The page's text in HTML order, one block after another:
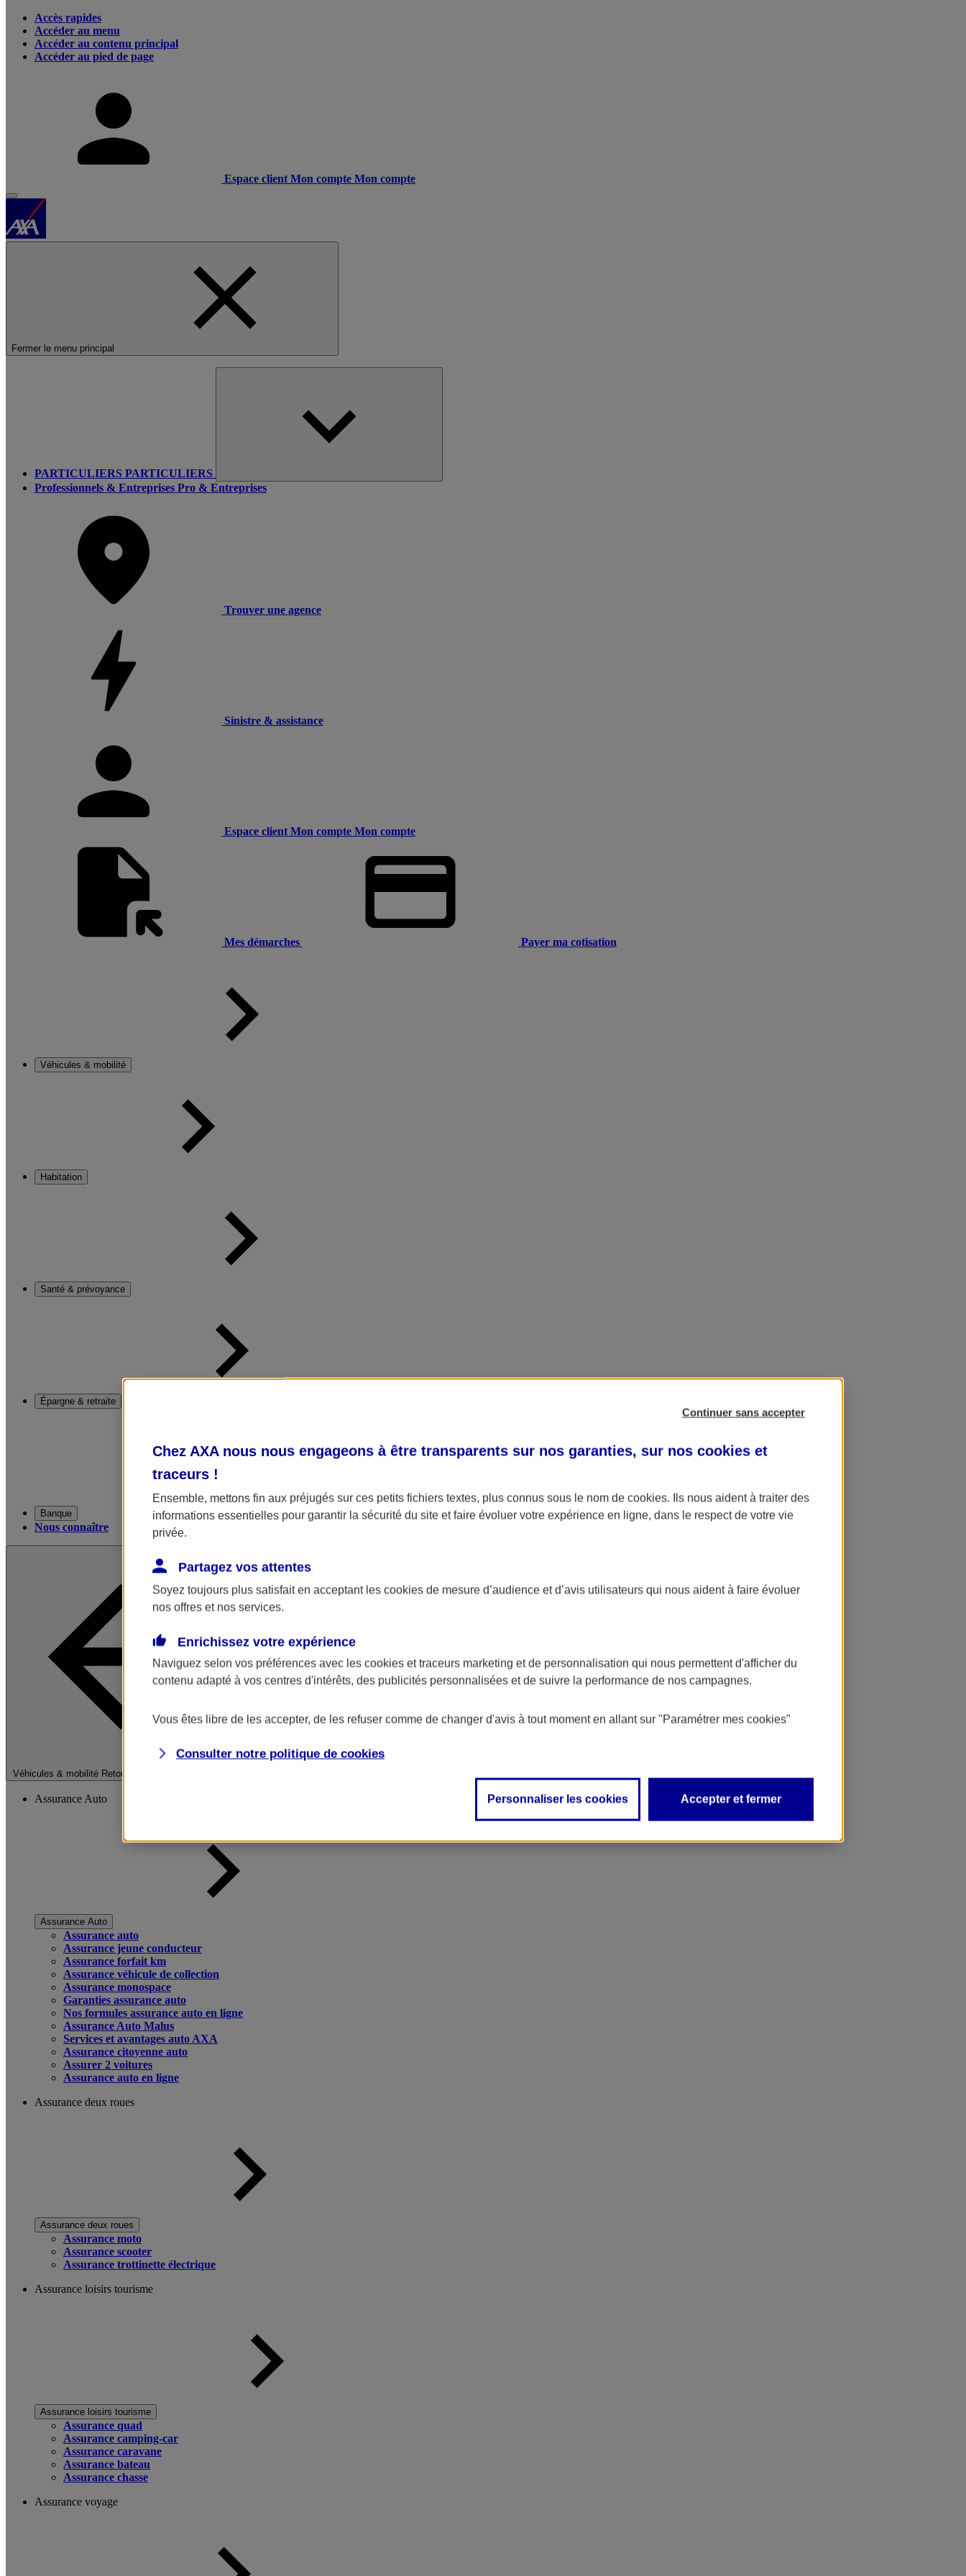
Accès rapides
Accéder au menu
Accéder au contenu principal
Accéder au pied de page
Espace client Mon compte Mon compte
Fermer le menu principal
PARTICULIERS PARTICULIERS
Professionnels & Entreprises Pro & Entreprises
Trouver une agence
Sinistre & assistance
Espace client Mon compte Mon compte
Mes démarches Payer ma cotisation
Véhicules & mobilité
Habitation
Santé & prévoyance
Épargne & retraite
Banque
Nous connaître
Véhicules & mobilité Retour à la section précédente
Fermer le menu principal
Assurance Auto
Assurance Auto
Assurance auto
Assurance jeune conducteur
Assurance forfait km
Assurance véhicule de collection
Assurance monospace
Garanties assurance auto
Nos formules assurance auto en ligne
Assurance Auto Malus
Services et avantages auto AXA
Assurance citoyenne auto
Assurer 2 voitures
Assurance auto en ligne
Assurance deux roues
Assurance deux roues
Assurance moto
Assurance scooter
Assurance trottinette électrique
Assurance loisirs tourisme
Assurance loisirs tourisme
Assurance quad
Assurance camping-car
Assurance caravane
Assurance bateau
Assurance chasse
Assurance voyage
Continuer sans accepter
Chez AXA nous nous engageons à être transparents sur nos garanties, sur nos cookies et
traceurs !
Ensemble, mettons fin aux préjugés sur ces petits fichiers textes, plus connus sous le nom de cookies. Ils nous aident à traiter des
informations essentielles pour garantir la sécurité du site et faire évoluer votre expérience en ligne, dans le respect de votre vie
privée.
Partagez vos attentes
Soyez toujours plus satisfait en acceptant les cookies de mesure d’audience et d’avis utilisateurs qui nous aident à faire évoluer
nos offres et nos services.
Enrichissez votre expérience
Naviguez selon vos préférences avec les cookies et traceurs marketing et de personnalisation qui nous permettent d'afficher du
contenu adapté à vos centres d'intérêts, des publicités personnalisées et de suivre la performance de nos campagnes.
Vous êtes libre de les accepter, de les refuser comme de changer d'avis à tout moment en allant sur "Paramétrer mes cookies"
Consulter notre politique de cookies
Personnaliser les cookies Accepter et fermer